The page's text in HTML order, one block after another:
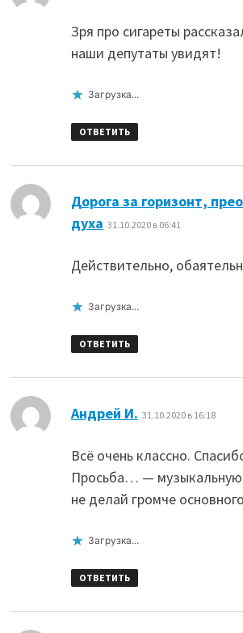
Зря про сигареты
наши депутаты увидят!
Загрузка...
ОТВЕТИТЬ
Дорога за горизонт,
духа 31.10.2020 в 06:41
Действительно,
Загрузка...
ОТВЕТИТЬ
Андрей И. 31.10.2020 в 16:18
Всё очень классно.
Просьба… — музыкальную
не делай громче
Загрузка...
ОТВЕТИТЬ